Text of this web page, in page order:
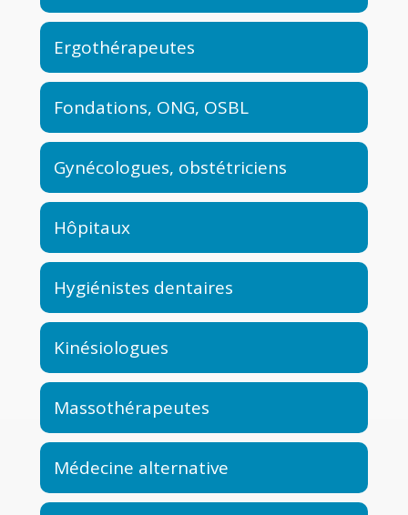
Ergothérapeutes
Fondations, ONG, OSBL
Gynécologues, obstétriciens
Hôpitaux
Hygiénistes dentaires
Kinésiologues
Massothérapeutes
Médecine alternative